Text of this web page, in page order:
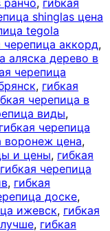
shinglas цена
tegola
черепица аккорд,
аляска дерево в
черепица
, гибкая
черепица в
виды,
гибкая черепица
воронеж цена,
и цены, гибкая
гибкая черепица
, гибкая
доске,
ижевск, гибкая
, гибкая